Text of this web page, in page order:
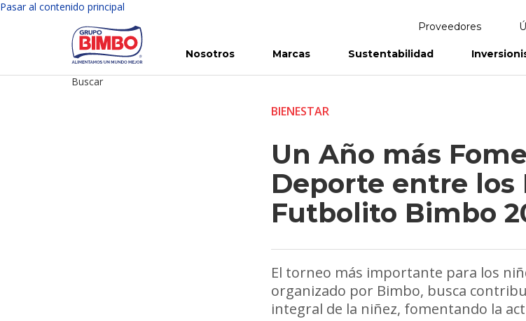
Pasar al contenido principal
Proveedores
Nosotros Marcas Sustentabilidad
Buscar
BIENESTAR
Un Año más
Deporte entre los
Futbolito Bimbo
El torneo más importante para los
organizado por Bimbo, busca
integral de la niñez, fomentando la